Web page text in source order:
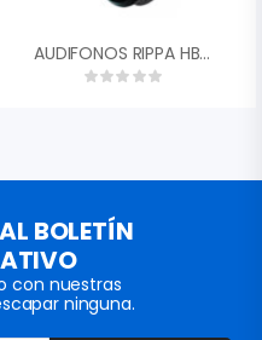
AUDIFONOS RIPPA HBT-04 MICROFONO SD CARD BLUETOOH INALAMBRICO / FM RADIO NEGRO A151013-N
BOLETÍN
con nuestras
ninguna.